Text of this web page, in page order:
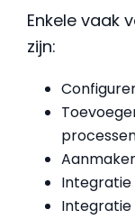
Enkele vaak
zijn:
Integratie